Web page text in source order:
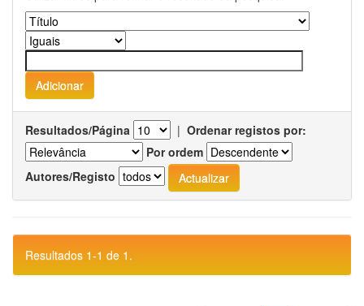
Resultados/Página | Ordenar registos por:
Por ordem
Autores/Registo
Resultados 1-1 de 1.